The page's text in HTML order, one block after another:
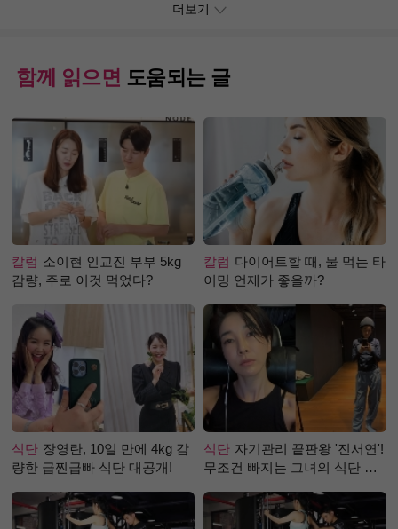
더보기
함께 읽으면 도움되는 글
칼럼 소이현 인교진 부부 5kg
감량, 주로 이것 먹었다?
칼럼 다이어트할 때, 물 먹는 타
이밍 언제가 좋을까?
식단 장영란, 10일 만에 4kg 감
량한 급찐급빠 식단 대공개!
식단 자기관리 끝판왕 '진서연'!
무조건 빠지는 그녀의 식단 정